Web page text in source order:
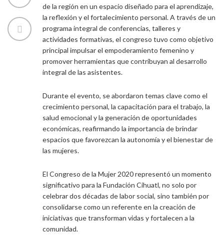
de la región en un espacio diseñado para el aprendizaje,
la reflexión y el fortalecimiento personal. A través de un
programa integral de conferencias, talleres y
actividades formativas, el congreso tuvo como objetivo
principal impulsar el empoderamiento femenino y
promover herramientas que contribuyan al desarrollo
integral de las asistentes.
Durante el evento, se abordaron temas clave como el
crecimiento personal, la capacitación para el trabajo, la
salud emocional y la generación de oportunidades
económicas, reafirmando la importancia de brindar
espacios que favorezcan la autonomía y el bienestar de
las mujeres.
El Congreso de la Mujer 2020 representó un momento
significativo para la Fundación Cihuatl, no solo por
celebrar dos décadas de labor social, sino también por
consolidarse como un referente en la creación de
iniciativas que transforman vidas y fortalecen a la
comunidad.